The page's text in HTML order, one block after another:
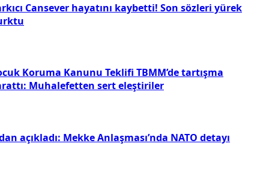
Cansever hayatını kaybetti! Son sözleri yürek
Koruma Kanunu Teklifi TBMM’de tartışma
Muhalefetten sert eleştiriler
açıkladı: Mekke Anlaşması’nda NATO detayı